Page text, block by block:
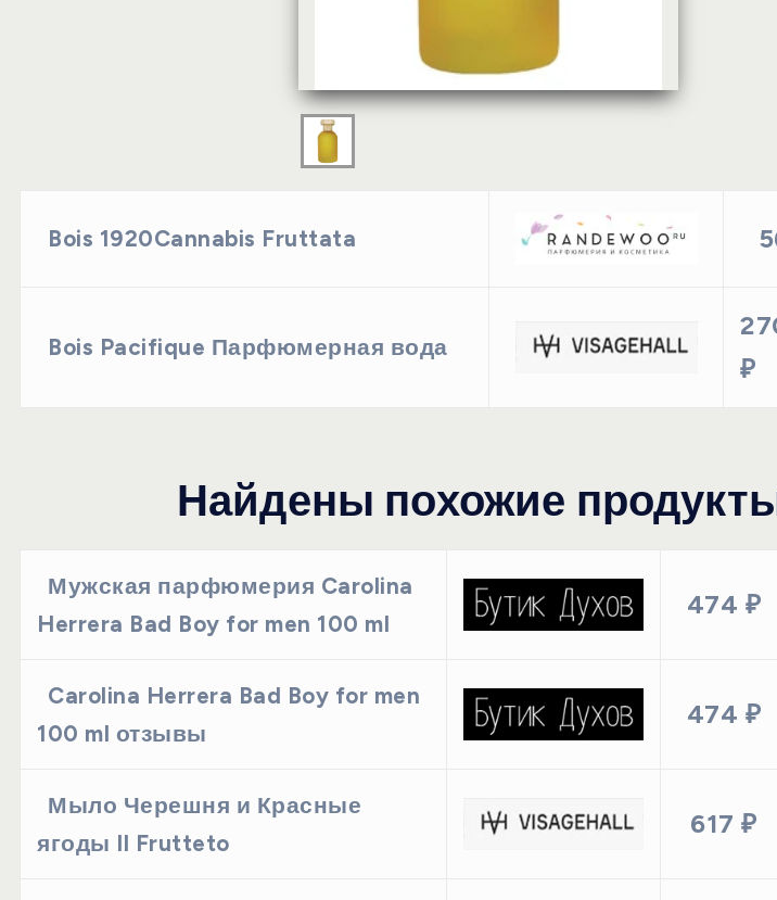
Bois 1920Cannabis Fruttata
Bois Pacifique Парфюмерная вода
₽
Найдены похожие
Мужская парфюмерия Carolina
Herrera Bad Boy for men 100 ml
474 ₽
Carolina Herrera Bad Boy for men
100 ml отзывы
474 ₽
Мыло Черешня и Красные
ягоды Il Frutteto
617 ₽